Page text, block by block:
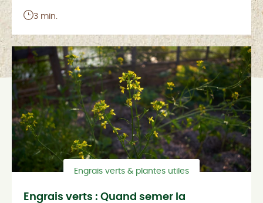
3 min.
Engrais verts & plantes utiles
Engrais verts : Quand semer la